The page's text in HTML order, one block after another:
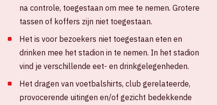
na controle, toegestaan om mee te nemen. Grotere
tassen of koffers zijn niet toegestaan.
Het is voor bezoekers niet toegestaan eten en
drinken mee het stadion in te nemen. In het stadion
vind je verschillende eet- en drinkgelegenheden.
Het dragen van voetbalshirts, club gerelateerde,
provocerende uitingen en/of gezicht bedekkende